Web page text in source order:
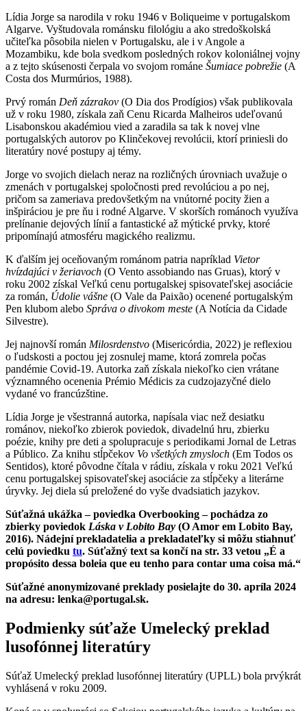
Lídia Jorge sa narodila v roku 1946 v Boliqueime v portugalskom
Algarve. Vyštudovala románsku filológiu a ako stredoškolská
učiteľka pôsobila nielen v Portugalsku, ale i v Angole a
Mozambiku, kde bola svedkom posledných rokov koloniálnej vojny
a z tejto skúsenosti čerpala vo svojom románe Šumiace pobrežie (A
Costa dos Murmúrios, 1988).
Prvý román Deň zázrakov (O Dia dos Prodígios) však publikovala
už v roku 1980, získala zaň Cenu Ricarda Malheiros udeľovanú
Lisabonskou akadémiou vied a zaradila sa tak k novej vlne
portugalských autorov po Klinčekovej revolúcii, ktorí priniesli do
literatúry nové postupy aj témy.
Jorge vo svojich dielach neraz na rozličných úrovniach uvažuje o
zmenách v portugalskej spoločnosti pred revolúciou a po nej,
pričom sa zameriava predovšetkým na vnútorné pocity žien a
inšpiráciou je pre ňu i rodné Algarve. V skorších románoch využíva
prelínanie dejových línií a fantastické až mýtické prvky, ktoré
pripomínajú atmosféru magického realizmu.
K ďalším jej oceňovaným románom patria napríklad Vietor
hvízdajúci v žeriavoch (O Vento assobiando nas Gruas), ktorý v
roku 2002 získal Veľkú cenu portugalskej spisovateľskej asociácie
za román, Údolie vášne (O Vale da Paixão) ocenené portugalským
Pen klubom alebo Správa o divokom meste (A Notícia da Cidade
Silvestre).
Jej najnovší román Milosrdenstvo (Misericórdia, 2022) je reflexiou
o ľudskosti a poctou jej zosnulej mame, ktorá zomrela počas
pandémie Covid-19. Autorka zaň získala niekoľko cien vrátane
významného ocenenia Prémio Médicis za cudzojazyčné dielo
vydané vo francúzštine.
Lídia Jorge je všestranná autorka, napísala viac než desiatku
románov, niekoľko zbierok poviedok, divadelnú hru, zbierku
poézie, knihy pre deti a spolupracuje s periodikami Jornal de Letras
a Público. Za knihu stĺpčekov Vo všetkých zmysloch (Em Todos os
Sentidos), ktoré pôvodne čítala v rádiu, získala v roku 2021 Veľkú
cenu portugalskej spisovateľskej asociácie za stĺpčeky a literárne
úryvky. Jej diela sú preložené do vyše dvadsiatich jazykov.
Súťažná ukážka – poviedka Overbooking – pochádza zo
zbierky poviedok Láska v Lobito Bay (O Amor em Lobito Bay,
2016). Nádejní prekladatelia a prekladateľky si môžu stiahnuť
celú poviedku tu. Súťažný text sa končí na str. 33 vetou „É a
propósito dessa boleia que eu tenho para contar uma coisa má.“
Súťažné anonymizované preklady posielajte do 30. apríla 2024
na adresu: lenka@portugal.sk.
Podmienky súťaže Umelecký preklad
lusofónnej literatúry
Súťaž Umelecký preklad lusofónnej literatúry (UPLL) bola prvýkrát
vyhlásená v roku 2009.